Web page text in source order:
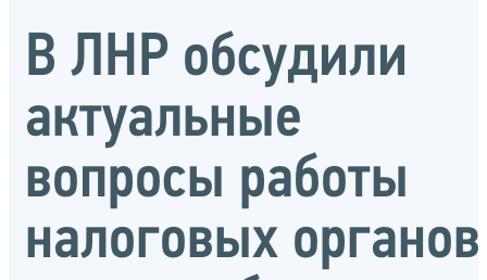
В ЛНР обсудили
актуальные
вопросы работы
налоговых органов